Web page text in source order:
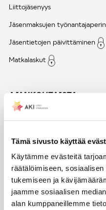
Tämä sivusto käyttää
Käytämme evästeitä
räätälöimiseen,
tukemiseen ja
jaamme sosiaalisen
alan kumppaneillemme
Liittojäsenyys
Jäsenmaksujen
Jäsentietojen päivittäminen
Matkalaskut
AJANKOHTAISTA
Crux-lehti
JOBI